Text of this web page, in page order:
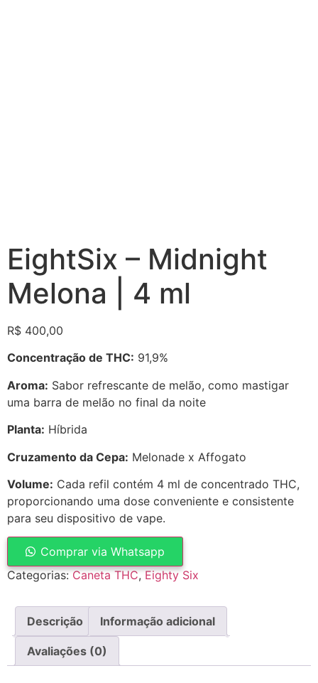
EightSix – Midnight
Melona | 4 ml
R$ 400,00
Concentração de THC: 91,9%
Aroma: Sabor refrescante de melão, como mastigar
uma barra de melão no final da noite
Planta: Híbrida
Cruzamento da Cepa: Melonade x Affogato
Volume: Cada refil contém 4 ml de concentrado THC,
proporcionando uma dose conveniente e consistente
para seu dispositivo de vape.
Comprar via Whatsapp
Categorias: Caneta THC, Eighty Six
Descrição Informação adicional
Avaliações (0)